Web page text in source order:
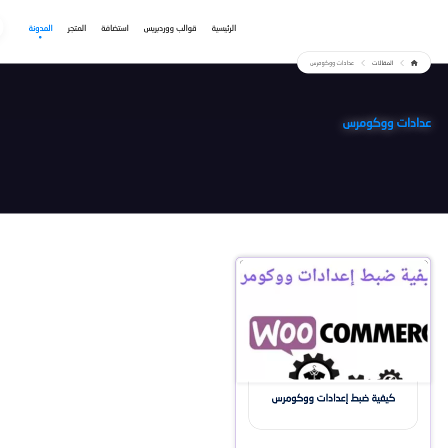
الرئيسية قوالب ووردبريس استضافة المتجر المدونة
المقالات عدادات ووكومرس
عدادات ووكومرس
كيفية ضبط إعدادات ووكومرس